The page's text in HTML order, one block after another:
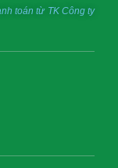
toán từ TK Công ty